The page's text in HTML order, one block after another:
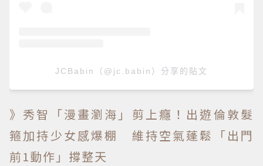
JCBabin（@jc.babin）分享的貼文
》秀智「漫畫瀏海」剪上癮！出遊倫敦髮
箍加持少女感爆棚 維持空氣蓬鬆「出門
前1動作」撐整天